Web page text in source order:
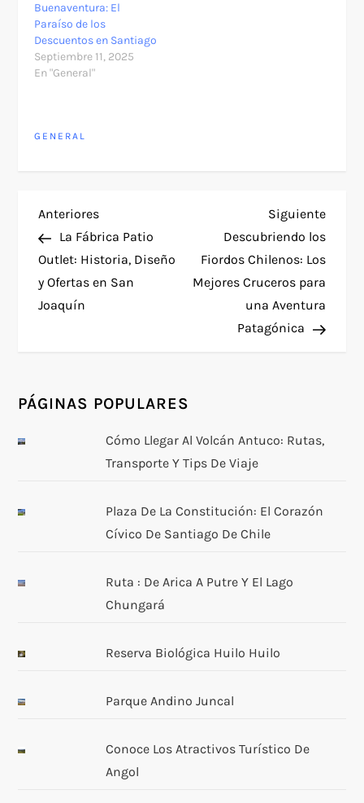
Buenaventura: El
Paraíso de los
Descuentos en Santiago
Septiembre 11, 2025
En "General"
GENERAL
N
a
v
a
Entrada
anterior
Anteriores
La Fábrica Patio
Outlet: Historia, Diseño
y Ofertas en San
Joaquín
Siguiente
Descubriendo los
Fiordos Chilenos: Los
Mejores Cruceros para
una Aventura
Patagónica
PÁGINAS POPULARES
Cómo Llegar Al Volcán Antuco: Rutas,
Transporte Y Tips De Viaje
Plaza De La Constitución: El Corazón
Cívico De Santiago De Chile
Ruta : De Arica A Putre Y El Lago
Chungará
Reserva Biológica Huilo Huilo
Parque Andino Juncal
Conoce Los Atractivos Turístico De
Angol